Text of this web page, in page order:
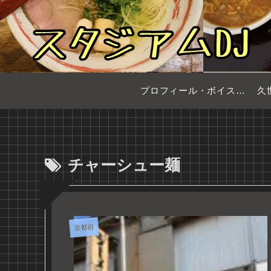
プロフィール・ボイスサンプル 久
チャーシュー麺
京都府